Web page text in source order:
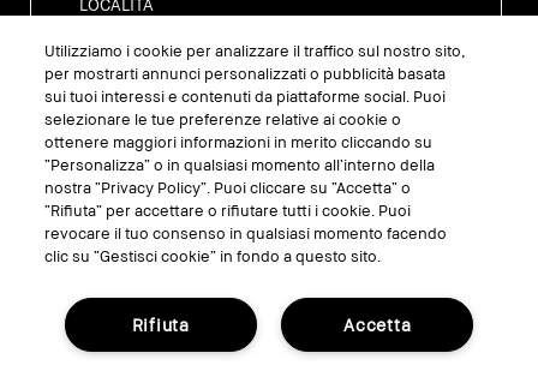
GESTISCI I COOKIE DEL SITO
TERMINI E CONDIZIONI
INFORMATIVA SULLA PRIVACY
REGOLAMENTO PROMO
Utilizziamo i cookie per analizzare il traffico sul nostro sito,
per mostrarti annunci personalizzati o pubblicità basata
sui tuoi interessi e contenuti da piattaforme social. Puoi
selezionare le tue preferenze relative ai cookie o
ottenere maggiori informazioni in merito cliccando su
“Personalizza” o in qualsiasi momento all’interno della
nostra “Privacy Policy”. Puoi cliccare su “Accetta” o
“Rifiuta” per accettare o rifiutare tutti i cookie. Puoi
revocare il tuo consenso in qualsiasi momento facendo
clic su “Gestisci cookie” in fondo a questo sito.
Accetta
Rifiuta